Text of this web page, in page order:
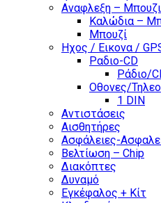
Αναφλεξη – Μπουζι
Καλώδια –
Μπουζί
Ηχος / Εικονα /
Ραδιο-CD
Ράδιο/
Οθονες/
1 DIN
Αντιστάσεις
Αισθητήρες
Ασφάλειες-
Βελτίωση – Chip
Διακόπτες
Δυναμό
Εγκέφαλος + Κίτ